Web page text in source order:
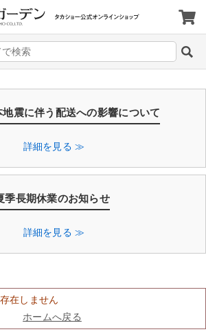
震に伴う配送への影響について
詳細を見る ≫
季長期休業のお知らせ
詳細を見る ≫
在しません
ホームへ戻る